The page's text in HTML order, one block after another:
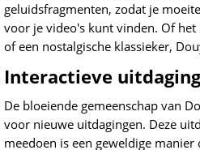
geluidsfragmenten, zodat je
voor je video's kunt vinden. Of
of een nostalgische klassieker,
Interactieve
De bloeiende gemeenschap van
voor nieuwe uitdagingen. Deze
meedoen is een geweldige